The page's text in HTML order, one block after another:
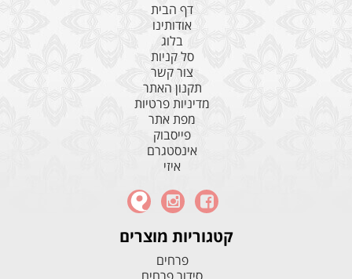
דף הבית
אודותינו
בלוג
סל קניות
צור קשר
תקנון האתר
מדיניות פרטיות
מפת אתר
פייסבוק
אינסטגרם
איזי
קטגוריות מוצרים
פרחים